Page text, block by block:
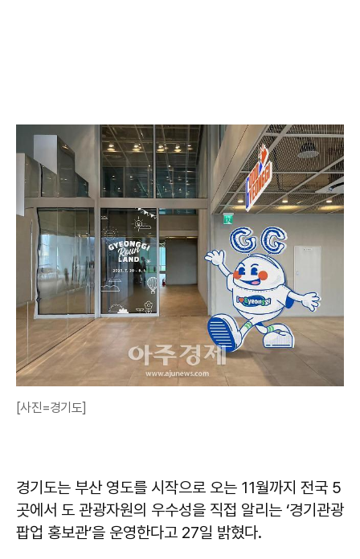
[사진=경기도]
경기도는 부산 영도를 시작으로 오는 11월까지 전국 5
곳에서 도 관광자원의 우수성을 직접 알리는 ‘경기관광
팝업 홍보관’을 운영한다고 27일 밝혔다.